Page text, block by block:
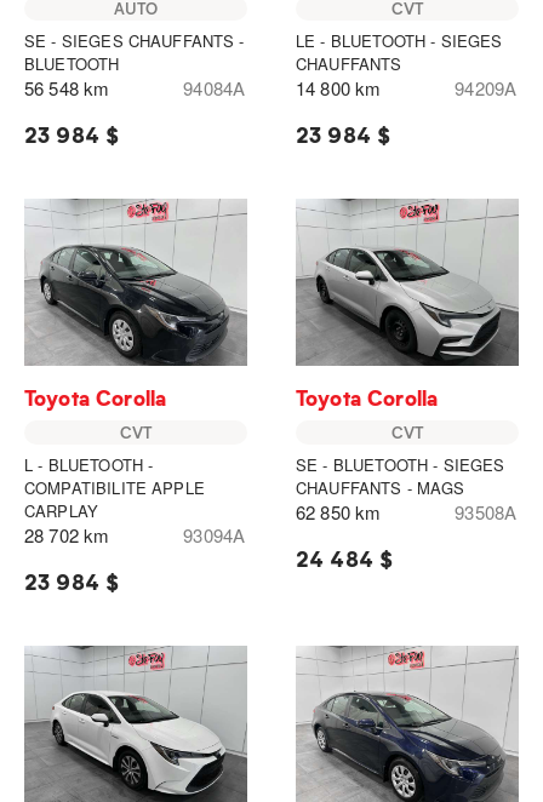
AUTO
SE - SIEGES CHAUFFANTS -
BLUETOOTH
56 548 km 94084A
23 984 $
CVT
LE - BLUETOOTH - SIEGES
CHAUFFANTS
14 800 km 94209A
23 984 $
Toyota Corolla
CVT
L - BLUETOOTH -
COMPATIBILITE APPLE
CARPLAY
28 702 km 93094A
23 984 $
Toyota Corolla
CVT
SE - BLUETOOTH - SIEGES
CHAUFFANTS - MAGS
62 850 km 93508A
24 484 $